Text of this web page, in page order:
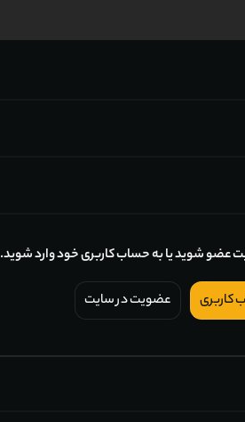
عضو شوید یا به حساب کاربری خود وارد شوید.
کاربری عضویت در سایت